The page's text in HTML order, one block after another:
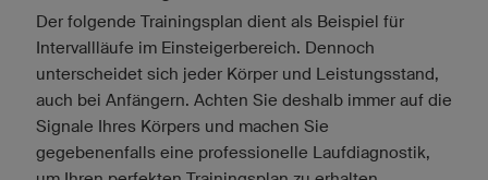
Der folgende Trainingsplan dient als Beispiel für
Intervallläufe im Einsteigerbereich. Dennoch
unterscheidet sich jeder Körper und Leistungsstand,
auch bei Anfängern. Achten Sie deshalb immer auf die
Signale Ihres Körpers und machen Sie
gegebenenfalls eine professionelle Laufdiagnostik,